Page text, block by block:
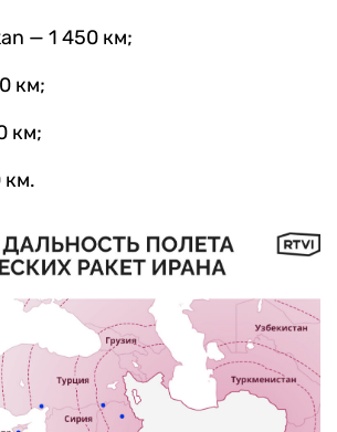
— 1 450 км;
км;
км;
км.